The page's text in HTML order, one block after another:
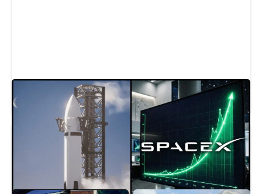
SpaceX narazila do Mesiaca. Odpad z rakety
vytvoril kráter, vedci varujú pred rizikom